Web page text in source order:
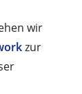
wir
zur